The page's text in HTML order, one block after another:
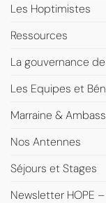
Les Hoptimistes
Ressources
La gouvernance
Les Equipes et
Marraine &
Nos Antennes
Séjours et Stages
Newsletter HOPE